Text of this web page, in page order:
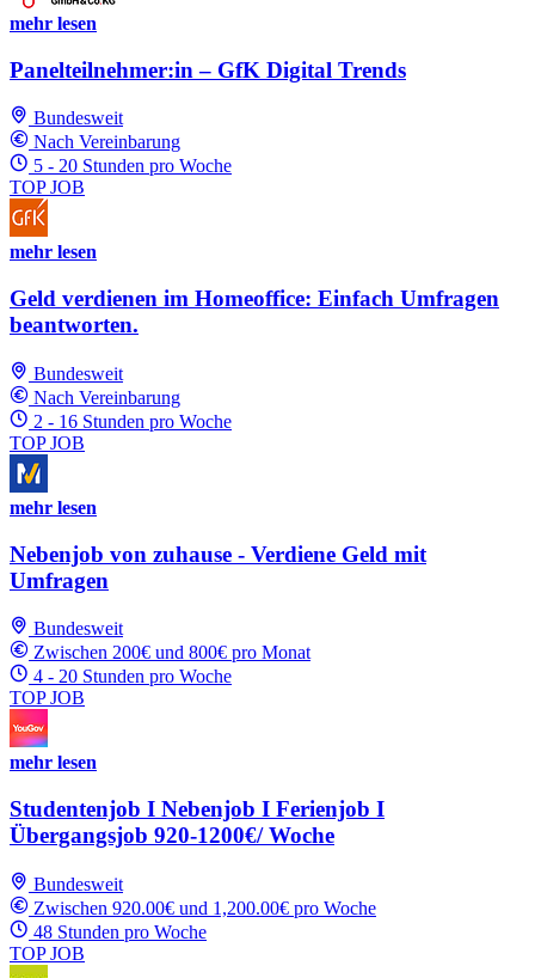
mehr lesen
Panelteilnehmer:in – GfK Digital Trends
Bundesweit
Nach Vereinbarung
5 - 20 Stunden pro Woche
TOP JOB
mehr lesen
Geld verdienen im Homeoffice: Einfach Umfragen
beantworten.
Bundesweit
Nach Vereinbarung
2 - 16 Stunden pro Woche
TOP JOB
mehr lesen
Nebenjob von zuhause - Verdiene Geld mit
Umfragen
Bundesweit
Zwischen 200€ und 800€ pro Monat
4 - 20 Stunden pro Woche
TOP JOB
mehr lesen
Studentenjob I Nebenjob I Ferienjob I
Übergangsjob 920-1200€/ Woche
Bundesweit
Zwischen 920.00€ und 1,200.00€ pro Woche
48 Stunden pro Woche
TOP JOB